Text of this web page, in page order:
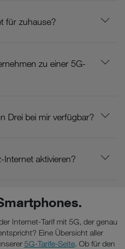
für zuhause?
zu einer 5G-
Drei bei mir verfügbar?
Internet aktivieren?
Internet-Tarif mit 5G, der genau
Eine Übersicht aller
5G-Tarife-Seite. Ob für den